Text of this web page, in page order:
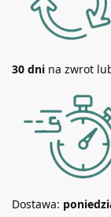
30 dni na zwrot
Dostawa: